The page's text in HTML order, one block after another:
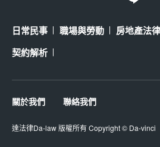
日常民事 職場與勞動 房地產法律
契約解析
關於我們 聯絡我們
達法律Da-law 版權所有 Copyright © Da-vinci